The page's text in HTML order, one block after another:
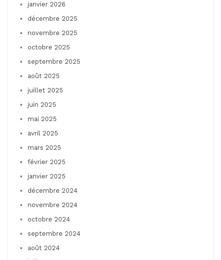
janvier 2026
décembre 2025
novembre 2025
octobre 2025
septembre 2025
août 2025
juillet 2025
juin 2025
mai 2025
avril 2025
mars 2025
février 2025
janvier 2025
décembre 2024
novembre 2024
octobre 2024
septembre 2024
août 2024